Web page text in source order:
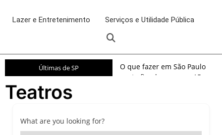
Lazer e Entretenimento Serviços e Utilidade Pública
Últimas de SP
O que fazer em São Paulo
neste fim de semana: 15
pedaço da Itália durante
Teatros
What are you looking for?